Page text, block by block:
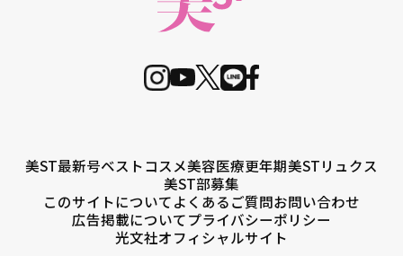
美ST最新号ベストコスメ美容医療更年期美STリュクス
美ST部募集
このサイトについてよくあるご質問お問い合わせ
広告掲載についてプライバシーポリシー
光文社オフィシャルサイト